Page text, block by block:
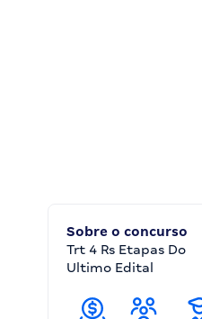
Sobre o concurso
Trt 4 Rs Etapas Do
Ultimo Edital